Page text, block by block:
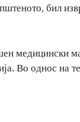
бил
медицински
Во однос на